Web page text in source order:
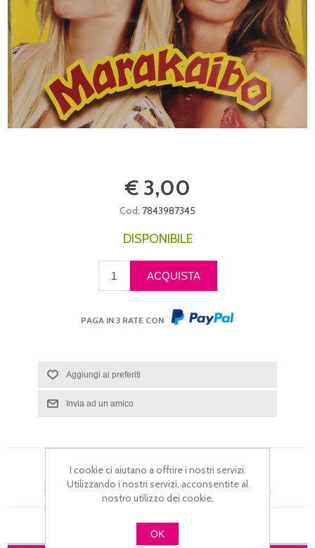
€ 3,00
Cod: 7843987345
DISPONIBILE
PAGA IN 3 RATE CON
Si tratta della prima recensione per questo prodotto
I cookie ci aiutano a offrire i nostri servizi.
Utilizzando i nostri servizi, acconsentite al
nostro utilizzo dei cookie.
OK